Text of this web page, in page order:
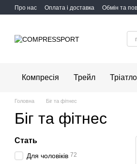
Перейти до основного контенту
Про нас Оплата і доставка Обмін та
Компресія Трейл
Головна Біг та фітнес
Біг та фітнес
Стать
Для чоловіків 72